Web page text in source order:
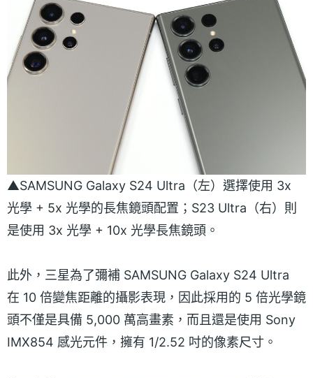
▲SAMSUNG Galaxy S24 Ultra（左）選擇使用 3x
光學 + 5x 光學的長焦鏡頭配置；S23 Ultra（右）則
是使用 3x 光學 + 10x 光學長焦鏡頭。
此外，三星為了彌補 SAMSUNG Galaxy S24 Ultra
在 10 倍變焦距離的攝影表現，因此採用的 5 倍光學鏡
頭不僅是具備 5,000 萬高畫素，而且還是使用 Sony
IMX854 感光元件，擁有 1/2.52 吋的像素尺寸。